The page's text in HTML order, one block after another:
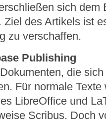
sich dem
des Artikels ist
zu verschaffen.
Publishing
die
Für normale
LibreOffice und
Scribus. Doch